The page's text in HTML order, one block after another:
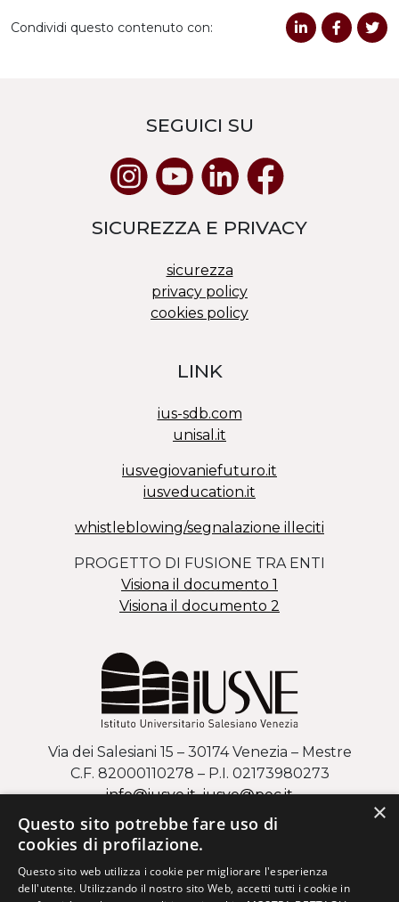
Condividi questo contenuto con:
SEGUICI SU
SICUREZZA E PRIVACY
sicurezza
privacy policy
cookies policy
LINK
ius-sdb.com
unisal.it
iusvegiovaniefuturo.it
iusveducation.it
whistleblowing/segnalazione illeciti
PROGETTO DI FUSIONE TRA ENTI
Visiona il documento 1
Visiona il documento 2
Via dei Salesiani 15 – 30174 Venezia – Mestre
C.F. 82000110278 – P.I. 02173980273
info@iusve.it iusve@pec.it
COME ARRIVARE AL CAMPUS DI MESTRE
Via Regaste San Zeno 17 – 37123 Verona
C.F. 82000110278 – P.I. 02173980273
×
Questo sito potrebbe fare uso di
cookies di profilazione.
Questo sito web utilizza i cookie per migliorare l'esperienza
dell'utente. Utilizzando il nostro sito Web, accetti tutti i cookie in